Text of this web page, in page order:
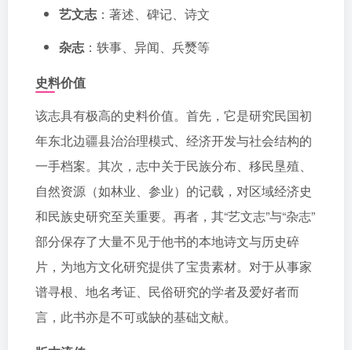
艺文志：著述、碑记、诗文
杂志：轶事、异闻、兵燹等
史料价值
该志具有极高的史料价值。首先，它是研究民国初
年东北边疆县治治理模式、经济开发与社会结构的
一手档案。其次，志中关于民族分布、移民垦殖、
自然资源（如林业、参业）的记载，对区域经济史
和民族史研究至关重要。再者，其“艺文志”与“杂志”
部分保存了大量不见于他书的本地诗文与历史碎
片，为地方文化研究提供了宝贵素材。对于从事家
谱寻根、地名考证、民俗研究的学者及爱好者而
言，此书亦是不可或缺的基础文献。